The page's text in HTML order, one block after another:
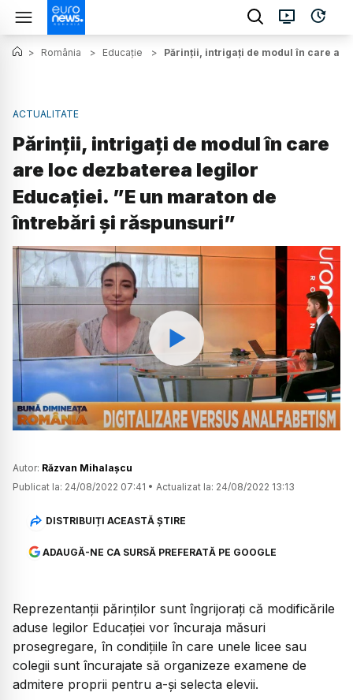
> România > Educație > Părinții, intrigați de modul în care
ACTUALITATE
Părinții, intrigați de modul în care
are loc dezbaterea legilor
Educației. ”E un maraton de
întrebări și răspunsuri”
Watch
Autor: Răzvan Mihalașcu
Publicat la: 24/08/2022 07:41 • Actualizat la: 24/08/2022 13:13
DISTRIBUIȚI ACEASTĂ ȘTIRE
ADAUGĂ-NE CA SURSĂ PREFERATĂ PE GOOGLE
Reprezentanții părinților sunt îngrijorați că modificările
aduse legilor Educației vor încuraja măsuri
prosegregare, în condițiile în care unele licee sau
colegii sunt încurajate să organizeze examene de
admitere proprii pentru a-și selecta elevii.